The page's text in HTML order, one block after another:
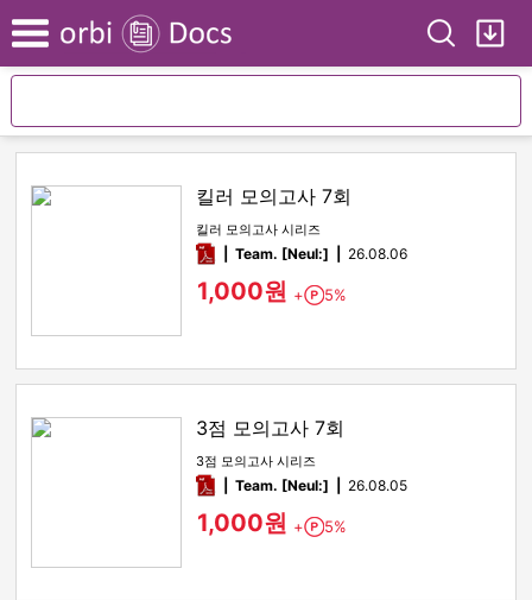
Menu Search
킬러 모의고사 7회
킬러 모의고사 시리즈
pdfTeam. [Neul:] 26.08.06
1,000원 + Point
5%
3점 모의고사 7회
3점 모의고사 시리즈
pdfTeam. [Neul:] 26.08.05
1,000원 + Point
5%